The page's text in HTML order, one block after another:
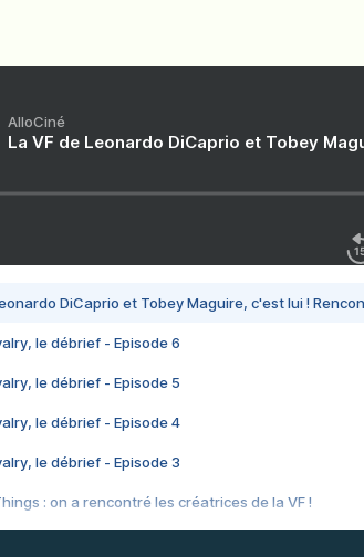
AlloCiné
La VF de Leonardo DiCaprio et Tobey
DiCaprio et Tobey Maguire, c'est lui !
le débrief - Episode 6
le débrief - Episode 5
le débrief - Episode 4
le débrief - Episode 3
: on a rencontré les créatrices de la VF !